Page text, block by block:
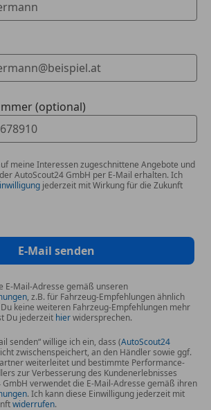
(optional)
meine Interessen zugeschnittene Angebote und
AutoScout24 GmbH per E-Mail erhalten. Ich
jederzeit mit Wirkung für die Zukunft
E-Mail senden
E-Mail-Adresse gemäß unseren
, z.B. für Fahrzeug-Empfehlungen ähnlich
keine weiteren Fahrzeug-Empfehlungen mehr
Du jederzeit hierwidersprechen.
senden“ willige ich ein, dass (AutoScout24
zwischenspeichert, an den Händler sowie ggf.
weiterleitet und bestimmte Performance-
zur Verbesserung des Kundenerlebnisses
verwendet die E-Mail-Adresse gemäß ihren
. Ich kann diese Einwilligung jederzeit mit
widerrufen.